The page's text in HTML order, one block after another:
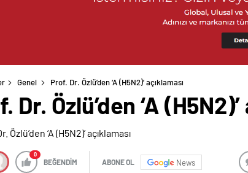
Genel Prof. Dr. Özlü’den ‘A (H5N2)’ açıklaması
Dr. Özlü’den ‘A
0
BEĞENDİM ABONE OL News